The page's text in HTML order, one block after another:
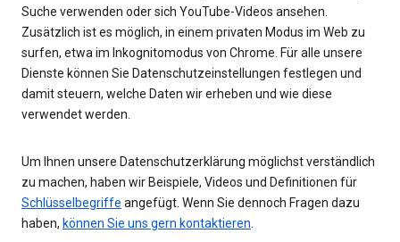
Suche verwenden oder sich YouTube-Videos ansehen.
Zusätzlich ist es möglich, in einem privaten Modus im Web zu
surfen, etwa im Inkognitomodus von Chrome. Für alle unsere
Dienste können Sie Datenschutzeinstellungen festlegen und
damit steuern, welche Daten wir erheben und wie diese
verwendet werden.
Um Ihnen unsere Datenschutzerklärung möglichst verständlich
zu machen, haben wir Beispiele, Videos und Definitionen für
Schlüsselbegriffe angefügt. Wenn Sie dennoch Fragen dazu
haben, können Sie uns gern kontaktieren.